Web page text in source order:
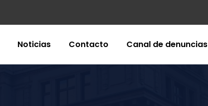
Noticias Contacto Canal de denuncias